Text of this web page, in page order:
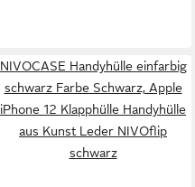
NIVOCASE Handyhülle einfarbig
schwarz Farbe Schwarz, Apple
iPhone 12 Klapphülle Handyhülle
aus Kunst Leder NIVOflip
schwarz